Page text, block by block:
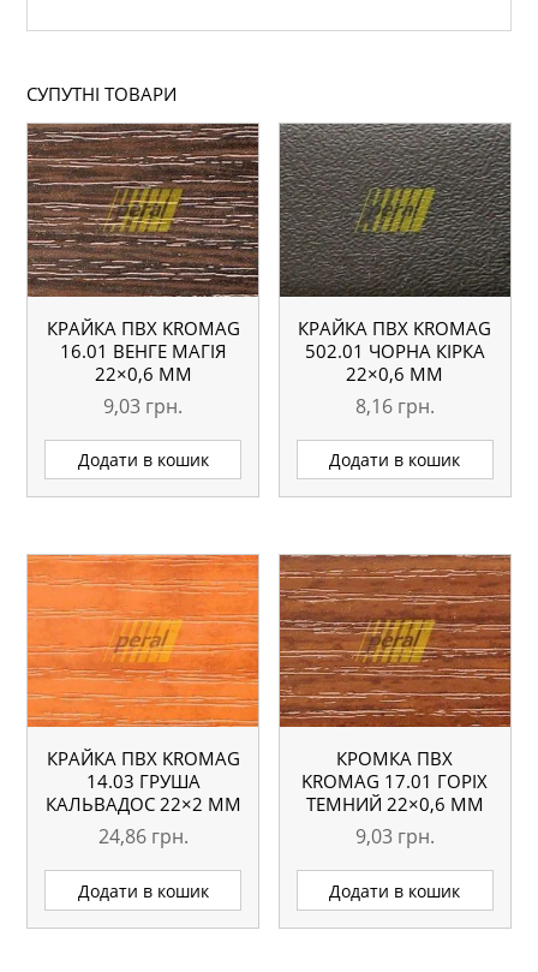
СУПУТНІ ТОВАРИ
КРАЙКА ПВХ KROMAG
16.01 ВЕНГЕ МАГІЯ
22×0,6 ММ
9,03 грн.
Додати в кошик
КРАЙКА ПВХ KROMAG
502.01 ЧОРНА КІРКА
22×0,6 ММ
8,16 грн.
Додати в кошик
КРАЙКА ПВХ KROMAG
14.03 ГРУША
КАЛЬВАДОС 22×2 ММ
24,86 грн.
Додати в кошик
КРОМКА ПВХ
KROMAG 17.01 ГОРІХ
ТЕМНИЙ 22×0,6 ММ
9,03 грн.
Додати в кошик